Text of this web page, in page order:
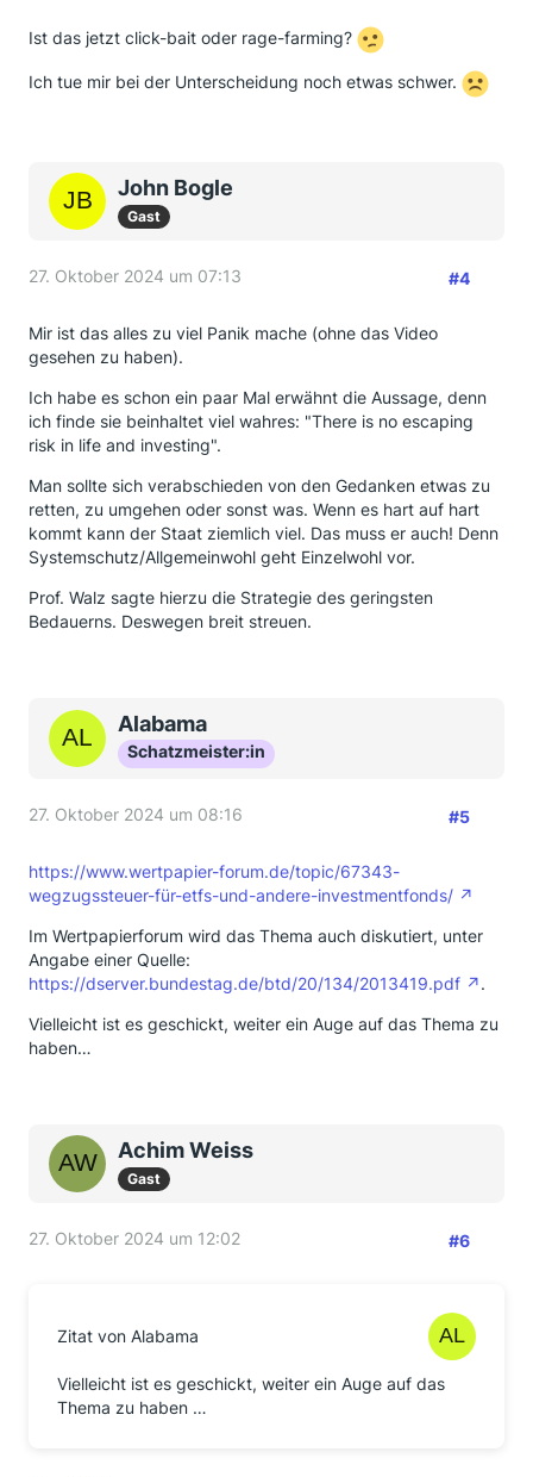
Ist das jetzt click-bait oder rage-farming?
Ich tue mir bei der Unterscheidung noch etwas schwer.
John Bogle
Gast
27. Oktober 2024 um 07:13 #4
Mir ist das alles zu viel Panik mache (ohne das Video
gesehen zu haben).
Ich habe es schon ein paar Mal erwähnt die Aussage, denn
ich finde sie beinhaltet viel wahres: "There is no escaping
risk in life and investing".
Man sollte sich verabschieden von den Gedanken etwas zu
retten, zu umgehen oder sonst was. Wenn es hart auf hart
kommt kann der Staat ziemlich viel. Das muss er auch! Denn
Systemschutz/Allgemeinwohl geht Einzelwohl vor.
Prof. Walz sagte hierzu die Strategie des geringsten
Bedauerns. Deswegen breit streuen.
Alabama
Schatzmeister:in
27. Oktober 2024 um 08:16 #5
https://www.wertpapier-forum.de/topic/67343-
wegzugssteuer-für-etfs-und-andere-investmentfonds/
Im Wertpapierforum wird das Thema auch diskutiert, unter
Angabe einer Quelle:
https://dserver.bundestag.de/btd/20/134/2013419.pdf
.
Vielleicht ist es geschickt, weiter ein Auge auf das Thema zu
haben…
Achim Weiss
Gast
27. Oktober 2024 um 12:02 #6
Zitat von Alabama
Vielleicht ist es geschickt, weiter ein Auge auf das
Thema zu haben …